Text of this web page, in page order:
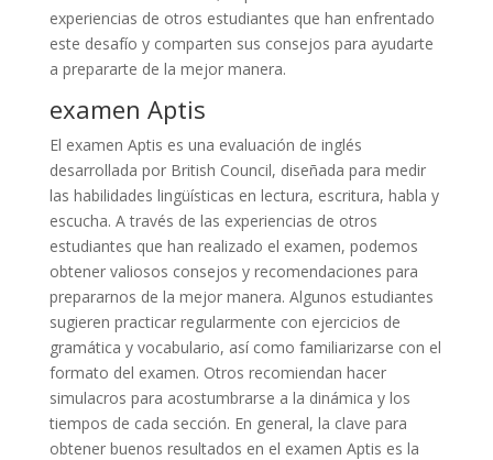
experiencias de otros estudiantes que han enfrentado
este desafío y comparten sus consejos para ayudarte
a prepararte de la mejor manera.
examen Aptis
El examen Aptis es una evaluación de inglés
desarrollada por British Council, diseñada para medir
las habilidades lingüísticas en lectura, escritura, habla y
escucha. A través de las experiencias de otros
estudiantes que han realizado el examen, podemos
obtener valiosos consejos y recomendaciones para
prepararnos de la mejor manera. Algunos estudiantes
sugieren practicar regularmente con ejercicios de
gramática y vocabulario, así como familiarizarse con el
formato del examen. Otros recomiendan hacer
simulacros para acostumbrarse a la dinámica y los
tiempos de cada sección. En general, la clave para
obtener buenos resultados en el examen Aptis es la